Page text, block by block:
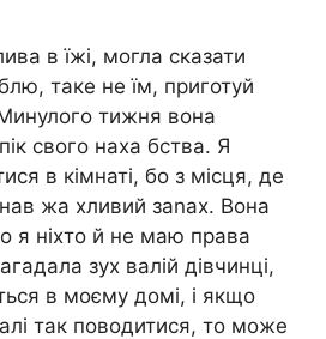
в їжі, могла сказати
таке не їм, приготуй
тижня вона
свого наха бства. Я
в кімнаті, бо з місця, де
жа хливий заnах. Вона
я ніхто й не маю права
зух валій дівчинці,
в моєму домі, і якщо
так поводитися, то може